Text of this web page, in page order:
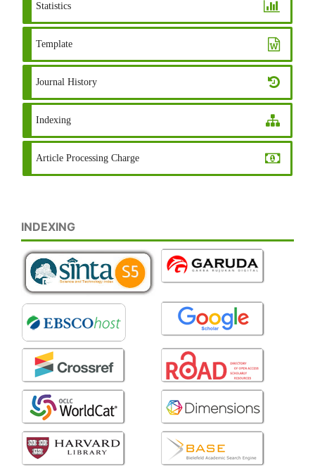
Statistics
Template
Journal History
Indexing
Article Processing Charge
INDEXING